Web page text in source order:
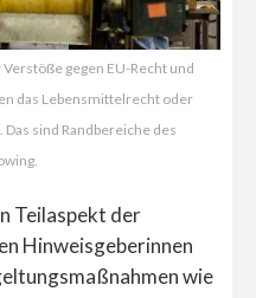
gegen EU-Recht und
das Lebensmittelrecht oder
sind Randbereiche des
Teilaspekt der
Hinweisgeberinnen
wie